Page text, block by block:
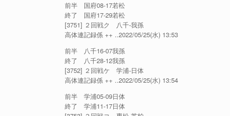
前半 国府08-17若松
終了 国府17-29若松
[3751] ２回戦ク 八千-我孫
高体連記録係 ++ ..2022/05/25(水) 13:53
前半 八千16-07我孫
終了 八千28-12我孫
[3752] ２回戦ケ 学浦-日体
高体連記録係 ++ ..2022/05/25(水) 13:54
前半 学浦05-09日体
終了 学浦11-17日体